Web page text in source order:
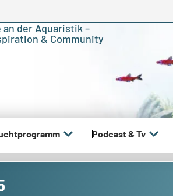
an der Aquaristik –
& Community
Podcast & Tv